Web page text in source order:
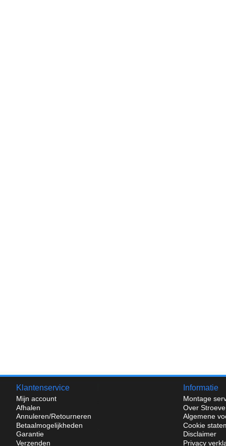
Klantenservice
Mijn account
Afhalen
Annuleren/Retourneren
Betaalmogelijkheden
Garantie
Verzenden
Informatie
Montage
Over
Algemene
Cookie
Disclaimer
Privacy